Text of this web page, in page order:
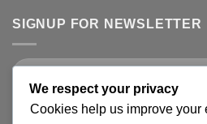
SIGNUP FOR NEWSLETTER
We respect your privacy
Cookies help us improve your